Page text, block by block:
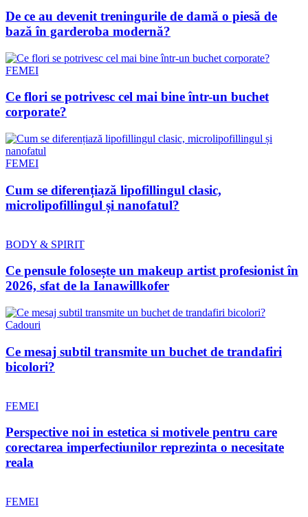
De ce au devenit treningurile de damă o piesă de
bază în garderoba modernă?
FEMEI
Ce flori se potrivesc cel mai bine într-un buchet
corporate?
FEMEI
Cum se diferențiază lipofillingul clasic,
microlipofillingul și nanofatul?
BODY & SPIRIT
Ce pensule folosește un makeup artist profesionist în
2026, sfat de la Ianawillkofer
Cadouri
Ce mesaj subtil transmite un buchet de trandafiri
bicolori?
FEMEI
Perspective noi in estetica si motivele pentru care
corectarea imperfectiunilor reprezinta o necesitate
reala
FEMEI